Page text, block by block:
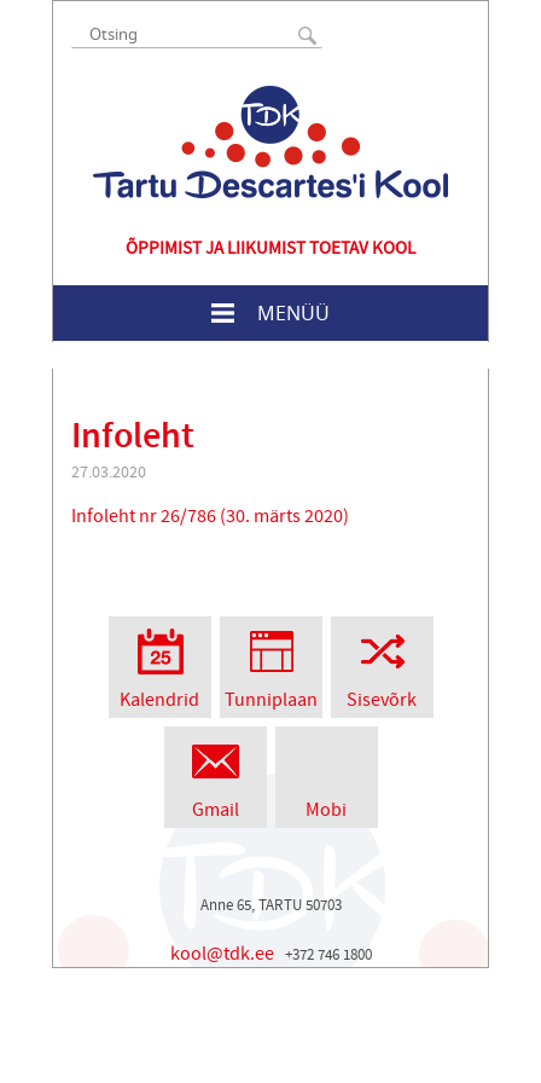
ÕPPIMIST JA LIIKUMIST TOETAV KOOL
MENÜÜ
Infoleht
27.03.2020
Infoleht nr 26/786 (30. märts 2020)
Kalendrid Tunniplaan Sisevõrk
Gmail Mobi
Anne 65, TARTU 50703
kool@tdk.ee +372 746 1800